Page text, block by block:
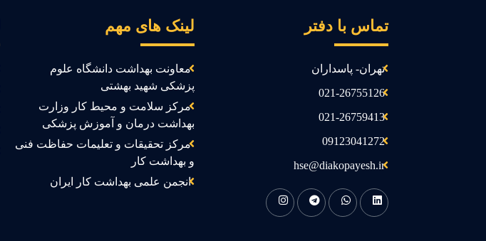
تماس با دفتر
تهران- پاسداران
021-26755126
021-26759413
09123041272
hse@diakopayesh.ir
لینک های مهم
معاونت بهداشت دانشگاه علوم
پزشکی شهید بهشتی
مرکز سلامت و محیط کار وزارت
بهداشت درمان و آموزش پزشکی
مرکز تحقیقات و تعلیمات حفاظت فنی
و بهداشت کار
انجمن علمی بهداشت کار ایران